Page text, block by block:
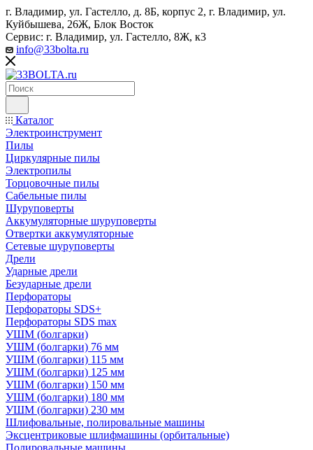
г. Владимир, ул. Гастелло, д. 8Б, корпус 2, г. Владимир, ул. ​
Куйбышева, 26Ж, Блок Восток
Сервис: г. Владимир, ул. Гастелло, 8Ж, к3
info@33bolta.ru
Каталог
Электроинструмент
Пилы
Циркулярные пилы
Электропилы
Торцовочные пилы
Сабельные пилы
Шуруповерты
Аккумуляторные шуруповерты
Отвертки аккумуляторные
Сетевые шуруповерты
Дрели
Ударные дрели
Безударные дрели
Перфораторы
Перфораторы SDS+
Перфораторы SDS max
УШМ (болгарки)
УШМ (болгарки) 76 мм
УШМ (болгарки) 115 мм
УШМ (болгарки) 125 мм
УШМ (болгарки) 150 мм
УШМ (болгарки) 180 мм
УШМ (болгарки) 230 мм
Шлифовальные, полировальные машины
Эксцентриковые шлифмашины (орбитальные)
Полировальные машины